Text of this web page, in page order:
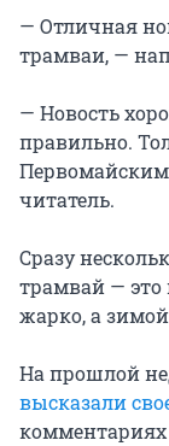
— Отличная
трамваи, —
— Новость
правильно.
читатель.
Сразу
трамвай — это
жарко, а
На прошлой
высказали